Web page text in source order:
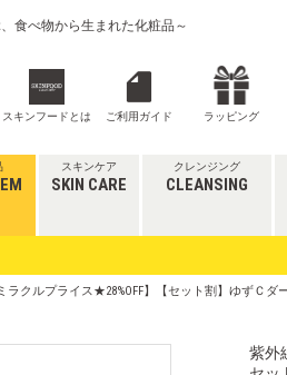
食べ物から生まれた化粧品～
スキンフードとは ご利用ガイド ラッピング
スキンケア
SKIN CARE
クレンジング
CLEANSING
ラクルプライス★28%OFF】【セット割】ゆずＣダ
紫外